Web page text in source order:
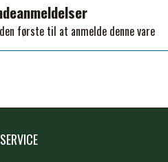
første til at anmelde denne vare